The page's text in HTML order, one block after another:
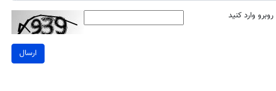
وارد کنید
ارسال